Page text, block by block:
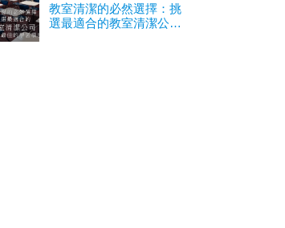
教室清潔的必然選擇：挑
選最適合的教室清潔公司